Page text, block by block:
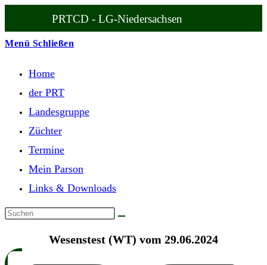
springen
PRTCD - LG-Niedersachsen
Menü Schließen
Home
der PRT
Landesgruppe
Züchter
Termine
Mein Parson
Links & Downloads
Wesenstest (WT) vom 29.06.2024